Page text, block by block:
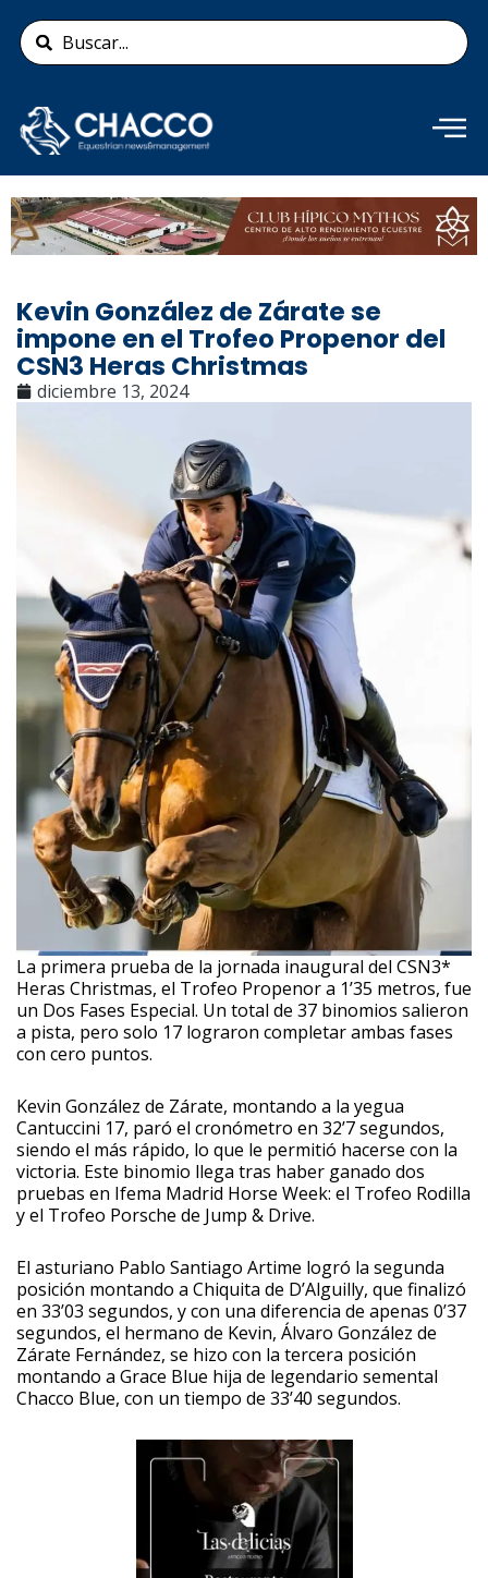
contenido
Search
...
Añade aquí tu texto de
cabecera
Kevin González de Zárate se
impone en el Trofeo Propenor del
CSN3 Heras Christmas
diciembre 13, 2024
La primera prueba de la jornada inaugural del CSN3*
Heras Christmas, el Trofeo Propenor a 1’35 metros, fue
un Dos Fases Especial. Un total de 37 binomios salieron
a pista, pero solo 17 lograron completar ambas fases
con cero puntos.
Kevin González de Zárate, montando a la yegua
Cantuccini 17, paró el cronómetro en 32’7 segundos,
siendo el más rápido, lo que le permitió hacerse con la
victoria. Este binomio llega tras haber ganado dos
pruebas en Ifema Madrid Horse Week: el Trofeo Rodilla
y el Trofeo Porsche de Jump & Drive.
El asturiano Pablo Santiago Artime logró la segunda
posición montando a Chiquita de D’Alguilly, que finalizó
en 33’03 segundos, y con una diferencia de apenas 0’37
segundos, el hermano de Kevin, Álvaro González de
Zárate Fernández, se hizo con la tercera posición
montando a Grace Blue hija de legendario semental
Chacco Blue, con un tiempo de 33’40 segundos.